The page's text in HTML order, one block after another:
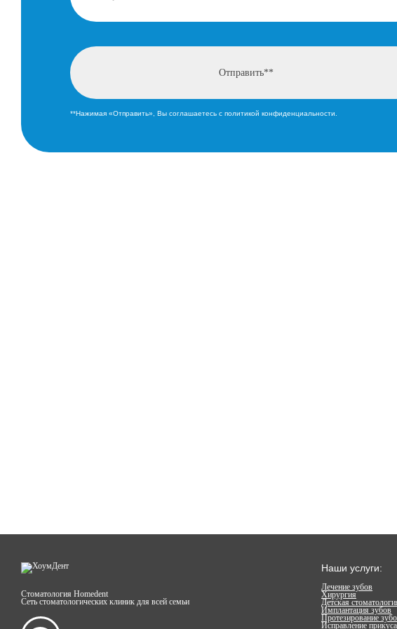
**Нажимая «Отправить», Вы соглашаетесь с политикой конфиденциальности.
Стоматология Homedent
Сеть стоматологических клиник для всей семьи
Наши услуги:
Лечение зубов
Хирургия
Детская
Имплантация зубов
Протезирование
Исправление прикуса